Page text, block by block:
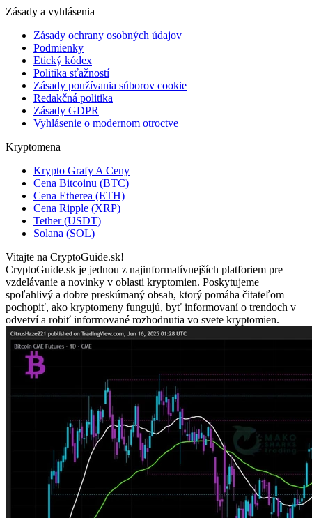
Zásady a vyhlásenia
Zásady ochrany osobných údajov
Podmienky
Etický kódex
Politika sťažností
Zásady používania súborov cookie
Redakčná politika
Zásady GDPR
Vyhlásenie o modernom otroctve
Kryptomena
Krypto Grafy A Ceny
Cena Bitcoinu (BTC)
Cena Etherea (ETH)
Cena Ripple (XRP)
Tether (USDT)
Solana (SOL)
Vitajte na CryptoGuide.sk!
CryptoGuide.sk je jednou z najinformatívnejších platforiem pre
vzdelávanie a novinky v oblasti kryptomien. Poskytujeme
spoľahlivý a dobre preskúmaný obsah, ktorý pomáha čitateľom
pochopiť, ako kryptomeny fungujú, byť informovaní o trendoch v
odvetví a robiť informované rozhodnutia vo svete kryptomien.